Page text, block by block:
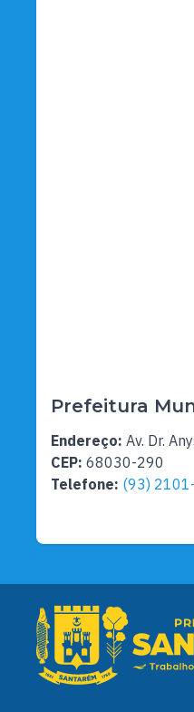
Prefeitura
Endereço: Av. Dr.
CEP: 68030-290
Telefone: (93)